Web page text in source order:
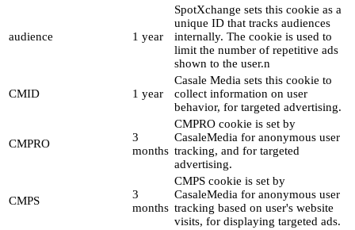
audience 1 year
SpotXchange sets this cookie as a
unique ID that tracks audiences
internally. The cookie is used to
limit the number of repetitive ads
shown to the user.n
CMID 1 year
Casale Media sets this cookie to
collect information on user
behavior, for targeted advertising.
CMPRO
3
months
CMPRO cookie is set by
CasaleMedia for anonymous user
tracking, and for targeted
advertising.
CMPS
3
months
CMPS cookie is set by
CasaleMedia for anonymous user
tracking based on user's website
visits, for displaying targeted ads.